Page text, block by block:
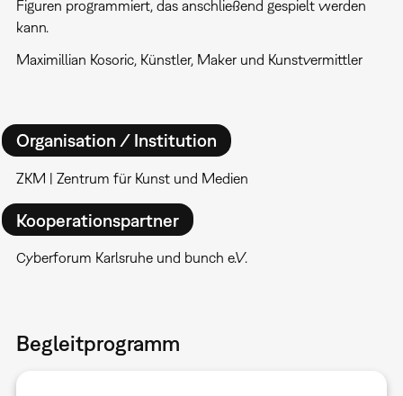
Figuren programmiert, das anschließend gespielt werden
kann.
Maximillian Kosoric, Künstler, Maker und Kunstvermittler
Organisation / Institution
ZKM | Zentrum für Kunst und Medien
Kooperationspartner
Cyberforum Karlsruhe und bunch e.V.
Begleitprogramm